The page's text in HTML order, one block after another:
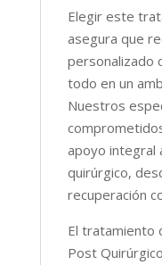
Elegir este
asegura que
personalizado
todo en un
Nuestros
apoyo integral
quirúrgico,
recuperación
El tratamiento
Post